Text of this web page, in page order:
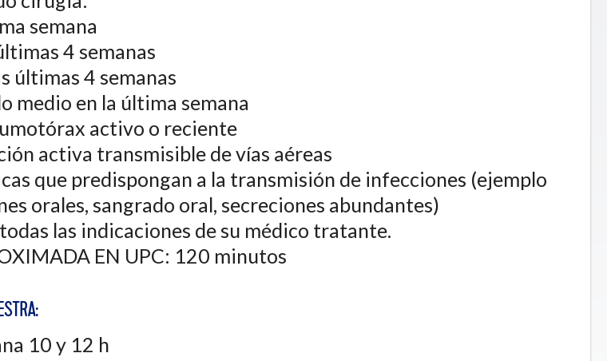
semana
4 semanas
últimas 4 semanas
medio en la última semana
activo o reciente
activa transmisible de vías aéreas
que predispongan a la transmisión de infecciones (ejemplo
orales, sangrado oral, secreciones abundantes)
las indicaciones de su médico tratante.
EN UPC: 120 minutos
10 y 12 h